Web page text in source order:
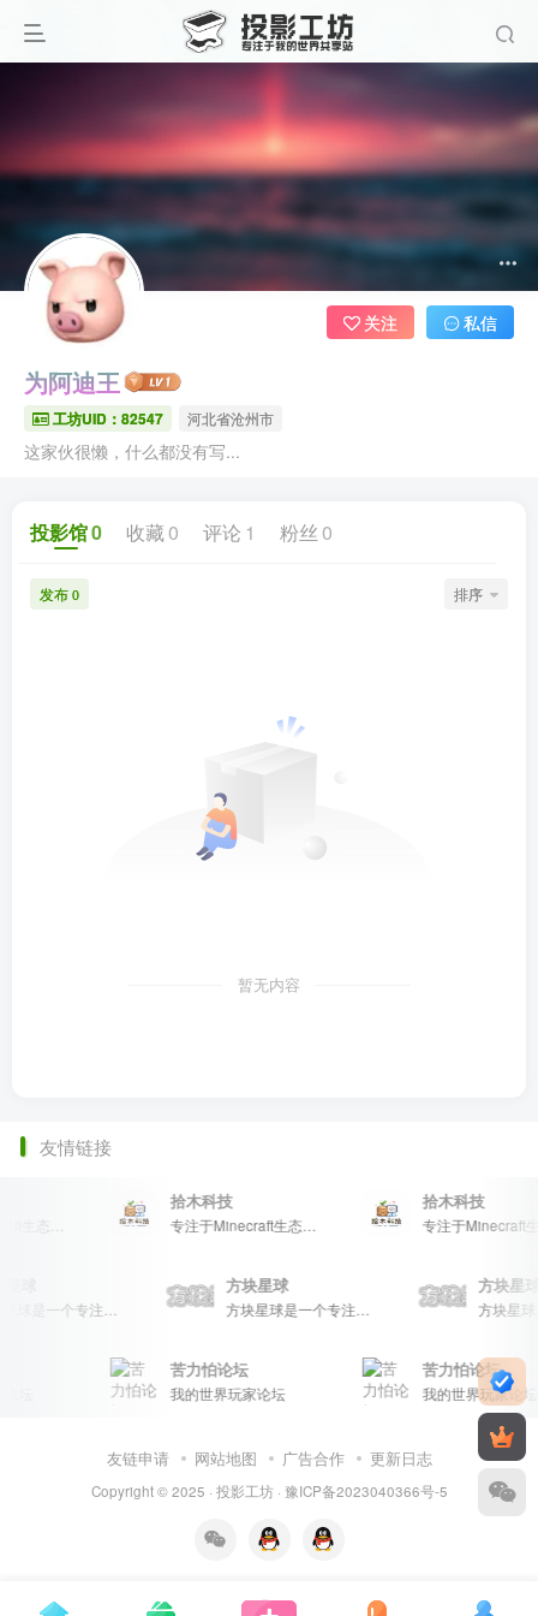
为阿迪王
工坊UID：82547 河北省沧州市
这家伙很懒，什么都没有写...
关注 私信
投影馆0 收藏 0 评论 1 粉丝 0
发布 0 排序
暂无内容
友情链接
专注于Minecraft生态建设
拾木科技
专注于Minecraft生态建设
拾木科技
方块星球是一个专注于我的世界的中文论坛，提供丰富的资源分享、玩家交流和创意展示，包括地图、皮肤、数据包等内容，打造Minecraft玩家的专属社区乐园！
方块星球
方块星球是一个专注于我的世界的中文论坛，提供丰富的资源分享、玩家交流和创意展示，包括地图、皮肤、数据包等内容，打造Minecraft玩家的专属社区乐园！
方块星
苦力怕论坛
我的世界玩家论坛
苦力怕论坛
我的世界玩家论坛
友链申请 网站地图 广告合作 更新日志
Copyright © 2025 · 投影工坊· 豫ICP备2023040366号-5